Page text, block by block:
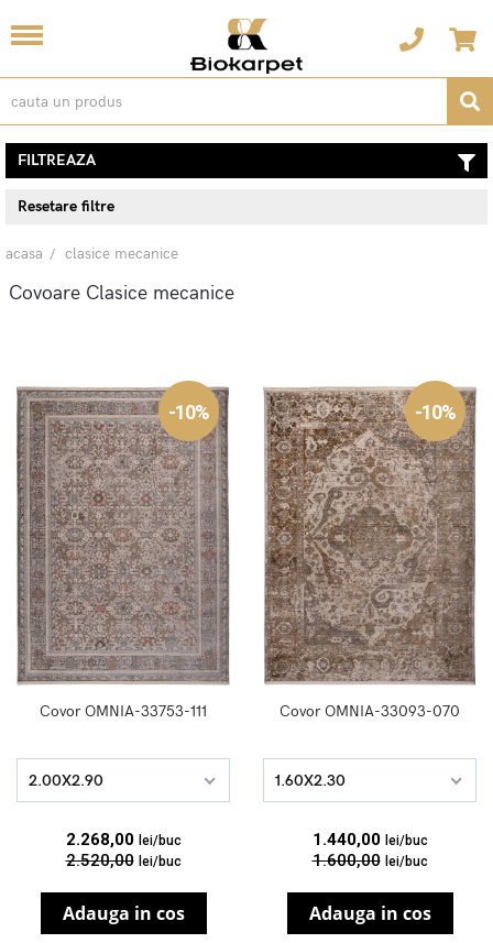
FILTREAZA
Resetare filtre
acasa clasice mecanice
Covoare Clasice mecanice
-10%
Covor OMNIA-33753-111
2.00X2.90
2.268,00 lei/buc
2.520,00 lei/buc
Adauga in cos
-10%
Covor OMNIA-33093-070
1.60X2.30
1.440,00 lei/buc
1.600,00 lei/buc
Adauga in cos